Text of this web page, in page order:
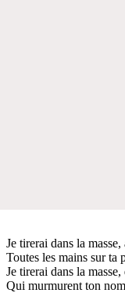
Je tirerai dans la
Toutes les mains sur ta
Je tirerai dans la
Qui murmurent ton